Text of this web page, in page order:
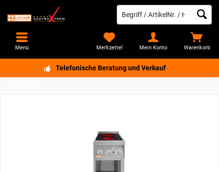
Telefonische Beratung und Verkauf
Warenkorb
Merkzettel Mein Konto
Menü